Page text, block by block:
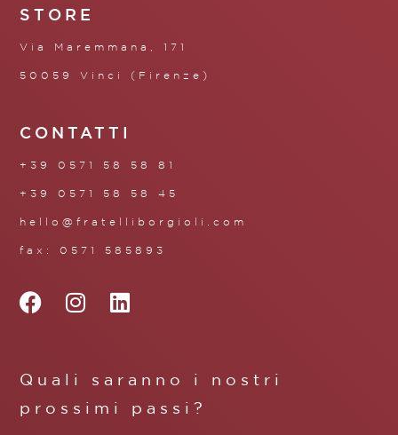
STORE
Via Maremmana, 171
50059 Vinci (Firenze)
CONTATTI
+39 0571 58 58 81
+39 0571 58 58 45
hello@fratelliborgioli.com
fax: 0571 585893
Quali saranno i nostri
prossimi passi?